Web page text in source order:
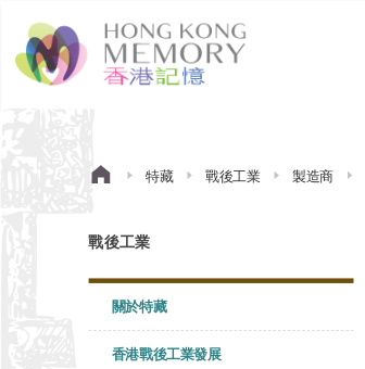
特藏 戰後工業 製造商
戰後工業
關於特藏
香港戰後工業發展